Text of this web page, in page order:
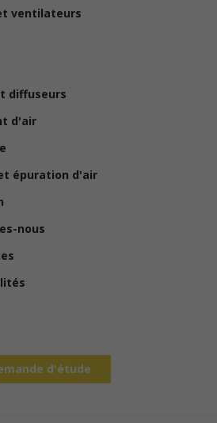
ventilateurs
diffuseurs
d'air
épuration d'air
nous
d'étude